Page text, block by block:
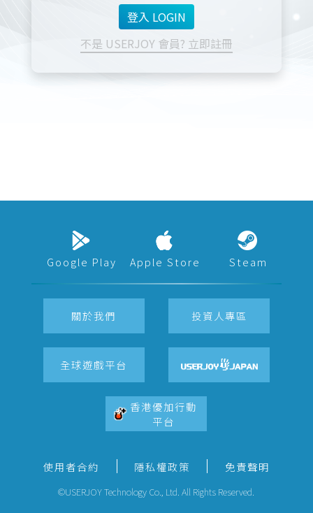
不是 USERJOY 會員? 立即註冊
Google Play Apple Store Steam
關於我們 投資人專區
全球遊戲平台
香港優加行動
平台
使用者合約 隱私權政策 免責聲明
©USERJOY Technology Co., Ltd. All Rights Reserved.